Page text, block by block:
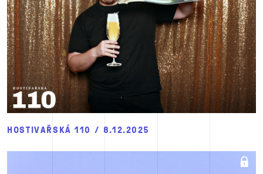
HOSTIVAŘSKÁ 110 / 8.12.2025